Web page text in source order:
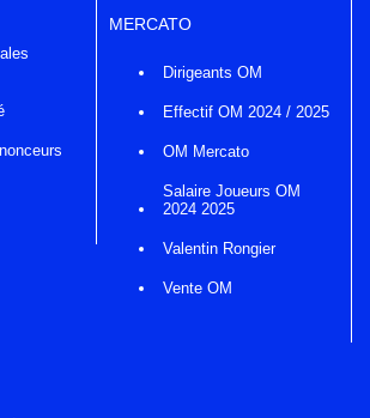
MERCATO
Dirigeants OM
Effectif OM 2024 / 2025
OM Mercato
Salaire Joueurs OM
2024 2025
Valentin Rongier
Vente OM